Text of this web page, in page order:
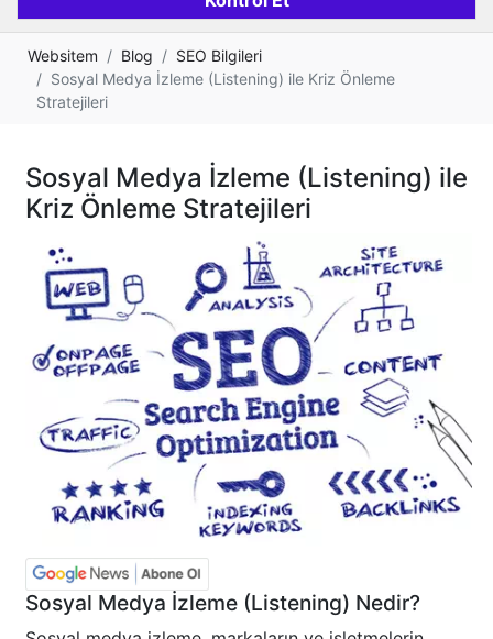
Websitem Blog
SEO Bilgileri
Sosyal Medya İzleme (Listening) ile Kriz Önleme
Stratejileri
Sosyal Medya İzleme (Listening) ile
Kriz Önleme Stratejileri
Sosyal Medya İzleme (Listening) Nedir?